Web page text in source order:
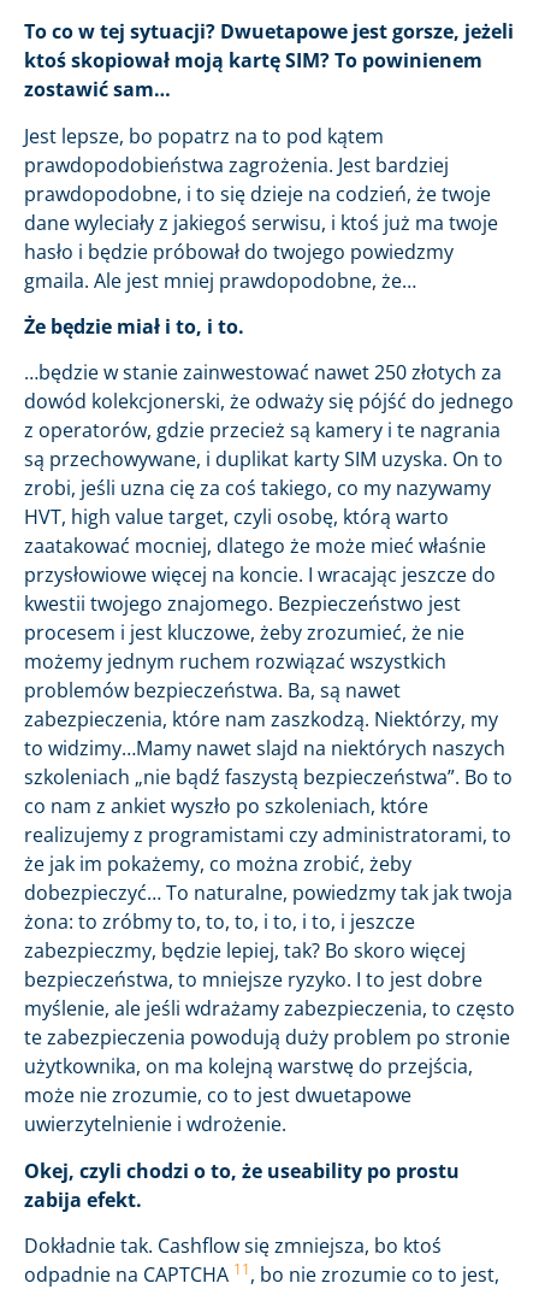
To co w tej sytuacji? Dwuetapowe jest gorsze, jeżeli
ktoś skopiował moją kartę SIM? To powinienem
zostawić sam…
Jest lepsze, bo popatrz na to pod kątem
prawdopodobieństwa zagrożenia. Jest bardziej
prawdopodobne, i to się dzieje na codzień, że twoje
dane wyleciały z jakiegoś serwisu, i ktoś już ma twoje
hasło i będzie próbował do twojego powiedzmy
gmaila. Ale jest mniej prawdopodobne, że…
Że będzie miał i to, i to.
…będzie w stanie zainwestować nawet 250 złotych za
dowód kolekcjonerski, że odważy się pójść do jednego
z operatorów, gdzie przecież są kamery i te nagrania
są przechowywane, i duplikat karty SIM uzyska. On to
zrobi, jeśli uzna cię za coś takiego, co my nazywamy
HVT, high value target, czyli osobę, którą warto
zaatakować mocniej, dlatego że może mieć właśnie
przysłowiowe więcej na koncie. I wracając jeszcze do
kwestii twojego znajomego. Bezpieczeństwo jest
procesem i jest kluczowe, żeby zrozumieć, że nie
możemy jednym ruchem rozwiązać wszystkich
problemów bezpieczeństwa. Ba, są nawet
zabezpieczenia, które nam zaszkodzą. Niektórzy, my
to widzimy…Mamy nawet slajd na niektórych naszych
szkoleniach „nie bądź faszystą bezpieczeństwa”. Bo to
co nam z ankiet wyszło po szkoleniach, które
realizujemy z programistami czy administratorami, to
że jak im pokażemy, co można zrobić, żeby
dobezpieczyć… To naturalne, powiedzmy tak jak twoja
żona: to zróbmy to, to, to, i to, i to, i jeszcze
zabezpieczmy, będzie lepiej, tak? Bo skoro więcej
bezpieczeństwa, to mniejsze ryzyko. I to jest dobre
myślenie, ale jeśli wdrażamy zabezpieczenia, to często
te zabezpieczenia powodują duży problem po stronie
użytkownika, on ma kolejną warstwę do przejścia,
może nie zrozumie, co to jest dwuetapowe
uwierzytelnienie i wdrożenie.
Okej, czyli chodzi o to, że useability po prostu
zabija efekt.
Dokładnie tak. Cashflow się zmniejsza, bo ktoś
odpadnie na CAPTCHA 11, bo nie zrozumie co to jest,